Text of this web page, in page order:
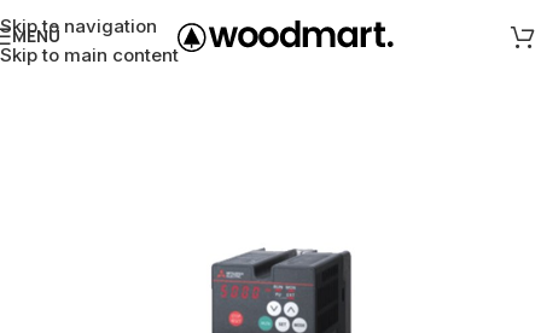
Skip to navigation
Skip to main content
MENÜ